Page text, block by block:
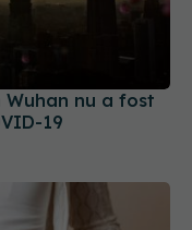
nu a fost
19